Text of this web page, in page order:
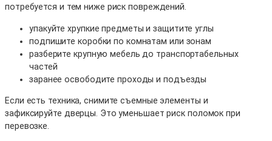
потребуется и тем ниже риск повреждений.
упакуйте хрупкие предметы и защитите углы
подпишите коробки по комнатам или зонам
разберите крупную мебель до транспортабельных
частей
заранее освободите проходы и подъезды
Если есть техника, снимите съемные элементы и
зафиксируйте дверцы. Это уменьшает риск поломок при
перевозке.